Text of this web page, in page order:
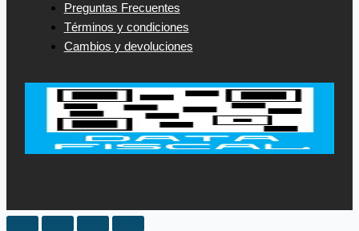
Preguntas Frecuentes
Términos y condiciones
Cambios y devoluciones